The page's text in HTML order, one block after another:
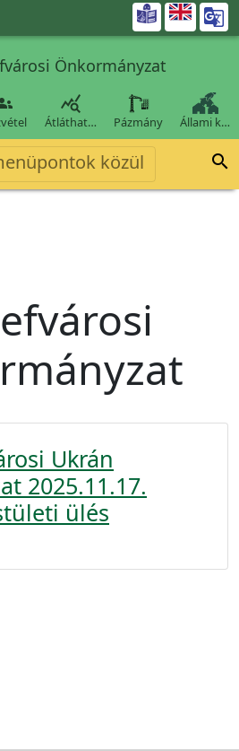

Önkormányzat

Átláthat… Pázmány Állami k…
közül 
Ukrán
2025.11.17.
ülés